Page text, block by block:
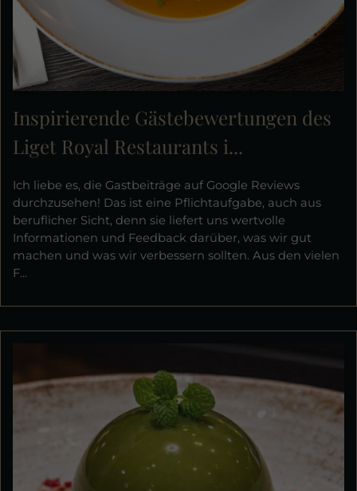
Inspirierende Gästebewertungen des
Liget Royal Restaurants i...
Ich liebe es, die Gastbeiträge auf Google Reviews
durchzusehen! Das ist eine Pflichtaufgabe, auch aus
beruflicher Sicht, denn sie liefert uns wertvolle
Informationen und Feedback darüber, was wir gut
machen und was wir verbessern sollten. Aus den vielen
F...